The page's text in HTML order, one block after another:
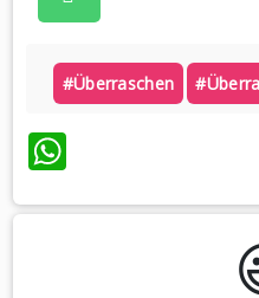
#überraschen
WhatsApp